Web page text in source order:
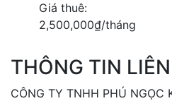
Giá thuê:
2,500,000₫/tháng
THÔNG TIN
CÔNG TY TNHH PHÚ NGỌC